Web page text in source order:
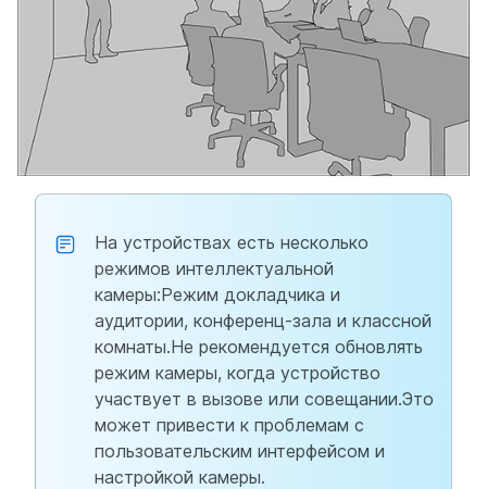
На устройствах есть несколько
режимов интеллектуальной
камеры:Режим докладчика и
аудитории, конференц-зала и классной
комнаты.Не рекомендуется обновлять
режим камеры, когда устройство
участвует в вызове или совещании.Это
может привести к проблемам с
пользовательским интерфейсом и
настройкой камеры.